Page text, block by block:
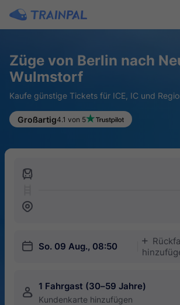
Züge von Berlin nach
Wulmstorf
Kaufe günstige Tickets für ICE, IC und
Großartig4.1 von 5
󱍉
󱒣
󱎗 So. 09 Aug., 08:50
󱅇
󱍂 1 Fahrgast (30–59 Jahre)
Kundenkarte hinzufügen